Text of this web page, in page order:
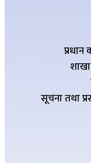
प्रधान
सूचना तथा